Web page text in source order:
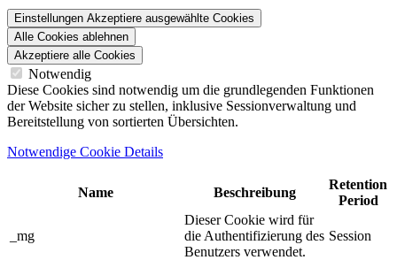
Einstellungen Akzeptiere ausgewählte Cookies
Alle Cookies ablehnen
Akzeptiere alle Cookies
Notwendig
Diese Cookies sind notwendig um die grundlegenden Funktionen
der Website sicher zu stellen, inklusive Sessionverwaltung und
Bereitstellung von sortierten Übersichten.
Notwendige Cookie Details
Name Beschreibung
Retention
Period
_mg
Dieser Cookie wird für
die Authentifizierung des
Benutzers verwendet.
Session